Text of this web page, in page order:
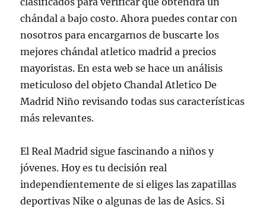
chándal a bajo costo. Ahora puedes contar con
nosotros para encargarnos de buscarte los
mejores chándal atletico madrid a precios
mayoristas. En esta web se hace un análisis
meticuloso del objeto Chandal Atletico De
Madrid Niño revisando todas sus características
más relevantes.
El Real Madrid sigue fascinando a niños y
jóvenes. Hoy es tu decisión real
independientemente de si eliges las zapatillas
deportivas Nike o algunas de las de Asics. Si